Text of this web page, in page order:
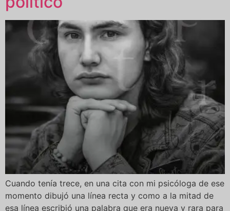
Cuando tenía trece, en una cita con mi psicóloga de ese
momento dibujó una línea recta y como a la mitad de
esa línea escribió una palabra que era nueva y rara para